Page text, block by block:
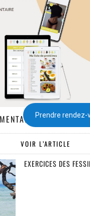
Prendre rendez-
DE 1300 À
VOIR L’ARTICLE
EXERCICES DES